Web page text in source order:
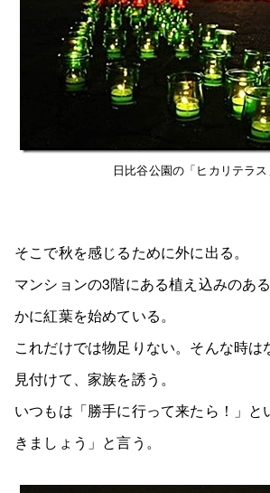
日比谷公園の「ヒカリテラス
そこで秋を感じるために外に出る。
マンションの3階にある植え込みのあ
かに紅葉を始めている。
これだけでは物足りない。そんな時は
見付けて、家族を誘う。
いつもは「勝手に行って来たら！」と
きましょう」と言う。